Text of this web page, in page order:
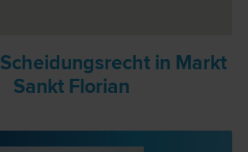
Scheidungsrecht in Markt
Sankt Florian